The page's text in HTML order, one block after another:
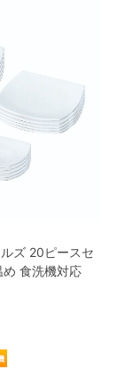
ズ 20ピースセ
食洗機対応